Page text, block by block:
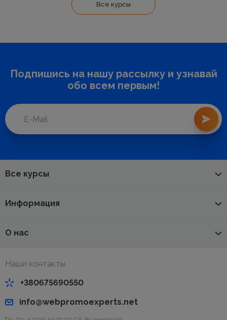
Все курсы
Подпишись на нашу рассылку и узнавай
обо всем первым!
Все курсы
Информация
О нас
Наши контакты
+380675690550
info@webpromoexperts.net